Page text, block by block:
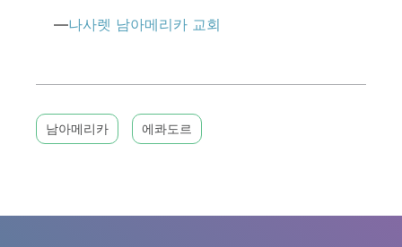
—나사렛 남아메리카 교회
남아메리카 에콰도르